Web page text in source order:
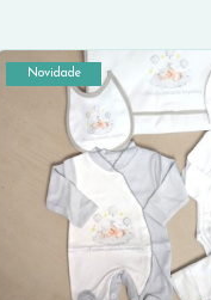
Novidade